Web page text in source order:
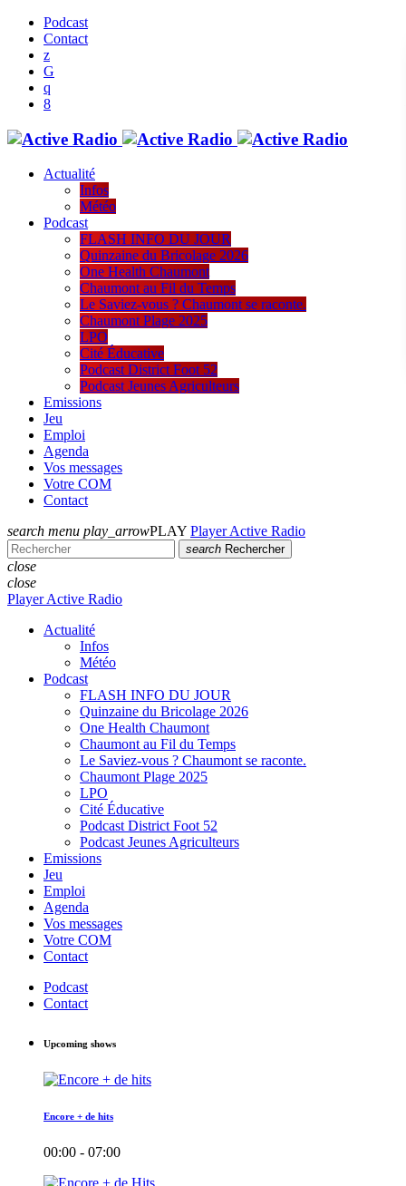
Podcast
Contact
Actualité
Infos
Météo
Podcast
FLASH INFO DU JOUR
Quinzaine du Bricolage 2026
One Health Chaumont
Chaumont au Fil du Temps
Le Saviez-vous ? Chaumont se raconte.
Chaumont Plage 2025
LPO
Cité Éducative
Podcast District Foot 52
Podcast Jeunes Agriculteurs
Emissions
Jeu
Emploi
Agenda
Vos messages
Votre COM
Contact
search menu play_arrowPLAY Player Active Radio
search Rechercher
close
close
Player Active Radio
Actualité
Infos
Météo
Podcast
FLASH INFO DU JOUR
Quinzaine du Bricolage 2026
One Health Chaumont
Chaumont au Fil du Temps
Le Saviez-vous ? Chaumont se raconte.
Chaumont Plage 2025
LPO
Cité Éducative
Podcast District Foot 52
Podcast Jeunes Agriculteurs
Emissions
Jeu
Emploi
Agenda
Vos messages
Votre COM
Contact
Podcast
Contact
Upcoming shows
Encore + de hits
00:00 - 07:00